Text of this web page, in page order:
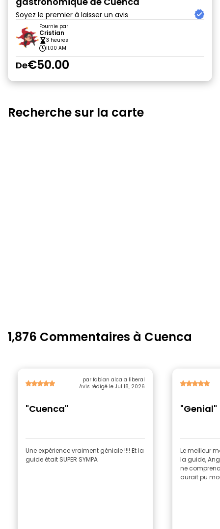
Soyez le premier à laisser un avis
Fournie par
Cristian
3 heures
11:00 AM
De€50.00
Recherche sur la carte
1,876 Commentaires à Cuenca
par fabian alcala liberal
Avis rédigé le Jul 18, 2026
"Cuenca"
Une expérience vraiment géniale !!!! Et la
guide était SUPER SYMPA
"Genial"
Le meilleur
la guide,
ne
aurait pu